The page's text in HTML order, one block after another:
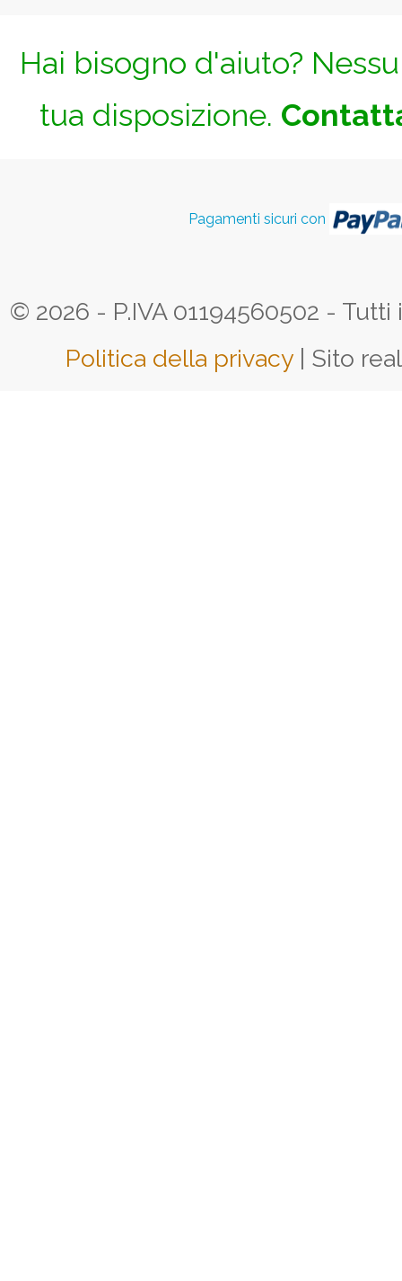
Hai bisogno d'aiuto?
tua disposizione.
Pagamenti sicuri con
© 2026 - P.IVA 01194560502 -
Politica della privacy | Sito